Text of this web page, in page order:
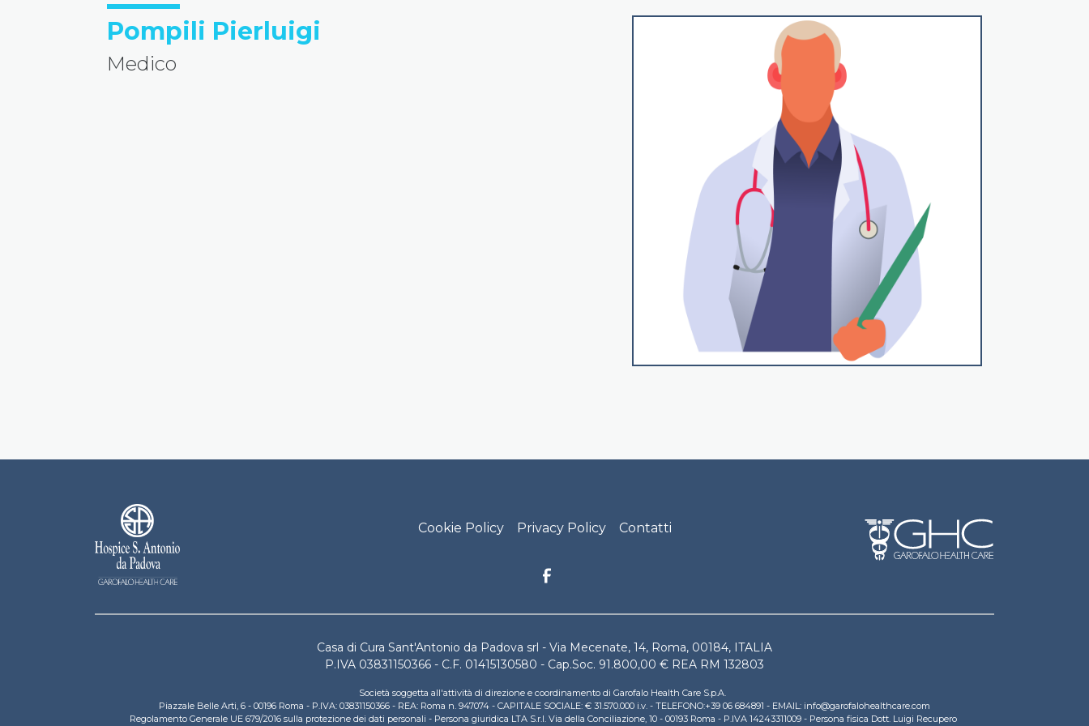
Pompili Pierluigi
Medico
Hospice S.Antonio Footer Menu
Cookie Policy Privacy Policy Contatti
Casa di Cura Sant'Antonio da Padova srl - Via Mecenate, 14, Roma, 00184, ITALIA
P.IVA 03831150366 - C.F. 01415130580 - Cap.Soc. 91.800,00 € REA RM 132803
Società soggetta all'attività di direzione e coordinamento di Garofalo Health Care S.p.A.
Piazzale Belle Arti, 6 - 00196 Roma - P.IVA: 03831150366 - REA: Roma n. 947074 - CAPITALE SOCIALE: € 31.570.000 i.v. - TELEFONO:+39 06 684891 - EMAIL: info@garofalohealthcare.com
Regolamento Generale UE 679/2016 sulla protezione dei dati personali - Persona giuridica LTA S.r.l. Via della Conciliazione, 10 - 00193 Roma - P.IVA 14243311009 - Persona fisica Dott. Luigi Recupero